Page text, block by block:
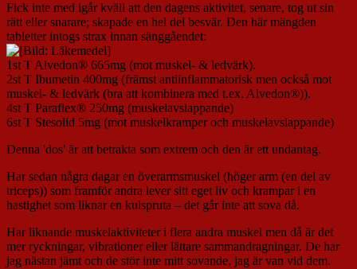
Fick inte med igår kväll att den dagens aktivitet, senare, tog ut sin
rätt eller snarare; skapade en hel del besvär. Den här mängden
tabletter intogs strax innan sänggåendet:
1st T Alvedon® 665mg (mot muskel- & ledvärk).
2st T Ibumetin 400mg (främst antiinflammatorisk men också mot
muskel- & ledvärk (bra att kombinera med t.ex. Alvedon®)).
4st T Paraflex® 250mg (muskelavslappande)
6st T Stesolid 5mg (mot muskelkramper och muskelavslappande)
Denna 'dos' är att betrakta som extrem och den är ett undantag.
Har sedan några dagar en överarmsmuskel (höger arm (en del av
triceps)) som framför andra lever sitt eget liv och krampar i en
hastighet som liknar en kulspruta – det går inte att sova då.
Har liknande muskelaktiviteter i flera andra muskel men då är det
mer ryckningar, vibrationer eller lättare sammandragningar. De har
jag nästan jämt och de stör inte mitt sovande, jag är van vid dem.